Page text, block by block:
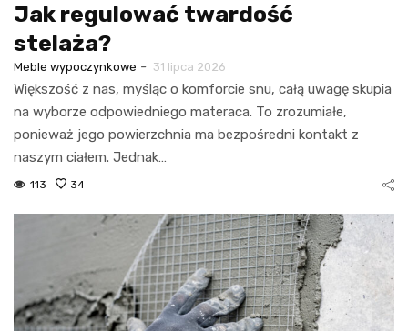
Jak regulować twardość
stelaża?
Meble wypoczynkowe - 31 lipca 2026
Większość z nas, myśląc o komforcie snu, całą uwagę skupia
na wyborze odpowiedniego materaca. To zrozumiałe,
ponieważ jego powierzchnia ma bezpośredni kontakt z
naszym ciałem. Jednak…
113 34